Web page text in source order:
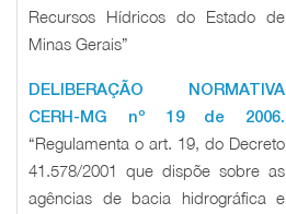
Recursos Hídricos do Estado de
Minas Gerais”
DELIBERAÇÃO NORMATIVA
CERH-MG nº 19 de 2006.
“Regulamenta o art. 19, do Decreto
41.578/2001 que dispõe sobre as
agências de bacia hidrográfica e